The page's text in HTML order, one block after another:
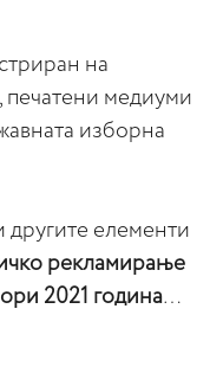
на
печатени медиуми
изборна
елементи
рекламирање
2021 година…